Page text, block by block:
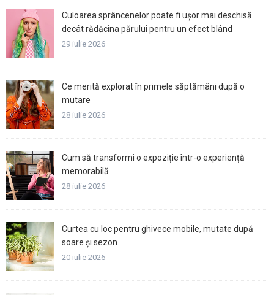
Culoarea sprâncenelor poate fi ușor mai deschisă
decât rădăcina părului pentru un efect blând
29 iulie 2026
Ce merită explorat în primele săptămâni după o
mutare
28 iulie 2026
Cum să transformi o expoziție într-o experiență
memorabilă
28 iulie 2026
Curtea cu loc pentru ghivece mobile, mutate după
soare și sezon
20 iulie 2026